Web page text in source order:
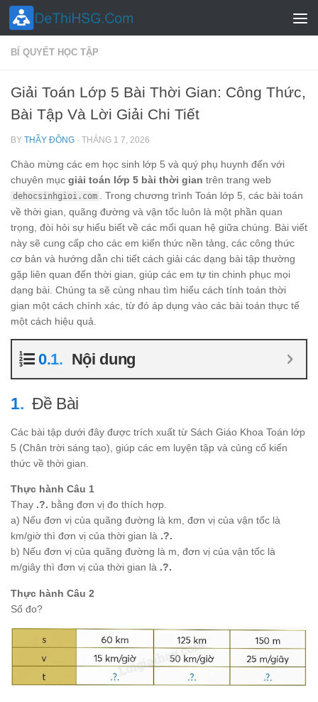
Skip to content
BÍ QUYẾT HỌC TẬP
Giải Toán Lớp 5 Bài Thời Gian: Công Thức,
Bài Tập Và Lời Giải Chi Tiết
BY THẦY ĐÔNG · THÁNG 1 7, 2026
Chào mừng các em học sinh lớp 5 và quý phụ huynh đến với
chuyên mục giải toán lớp 5 bài thời gian trên trang web
dehocsinhgioi.com . Trong chương trình Toán lớp 5, các bài toán
về thời gian, quãng đường và vận tốc luôn là một phần quan
trọng, đòi hỏi sự hiểu biết về các mối quan hệ giữa chúng. Bài viết
này sẽ cung cấp cho các em kiến thức nền tảng, các công thức
cơ bản và hướng dẫn chi tiết cách giải các dạng bài tập thường
gặp liên quan đến thời gian, giúp các em tự tin chinh phục mọi
dạng bài. Chúng ta sẽ cùng nhau tìm hiểu cách tính toán thời
gian một cách chính xác, từ đó áp dụng vào các bài toán thực tế
một cách hiệu quả.
Nội dung
Đề Bài
Các bài tập dưới đây được trích xuất từ Sách Giáo Khoa Toán lớp
5 (Chân trời sáng tạo), giúp các em luyện tập và củng cố kiến
thức về thời gian.
Thực hành Câu 1
Thay .?. bằng đơn vị đo thích hợp.
a) Nếu đơn vị của quãng đường là km, đơn vị của vận tốc là
km/giờ thì đơn vị của thời gian là .?.
b) Nếu đơn vị của quãng đường là m, đơn vị của vận tốc là
m/giây thì đơn vị của thời gian là .?.
Thực hành Câu 2
Số đo?